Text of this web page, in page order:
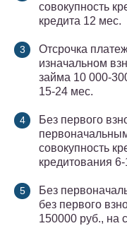
совокупность
кредита 12 мес.
Отсрочка
изначальном
займа 10 000-
15-24 мес.
Без первого
совокупность
кредитования
Без
без первого
150000 руб., на